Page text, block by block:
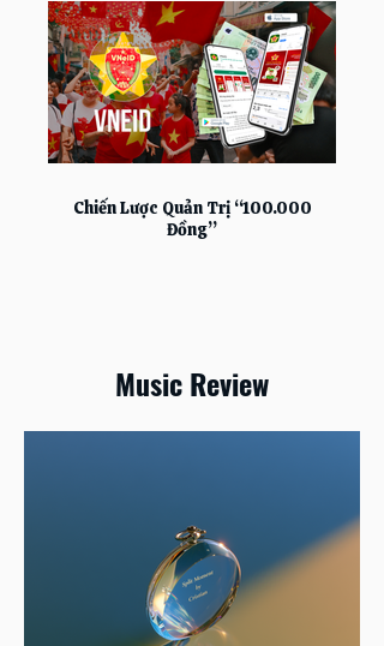
Chiến Lược Quản Trị “100.000
Đồng”
Music Review